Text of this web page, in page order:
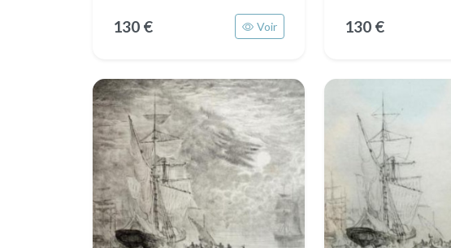
130 € Voir 130 €